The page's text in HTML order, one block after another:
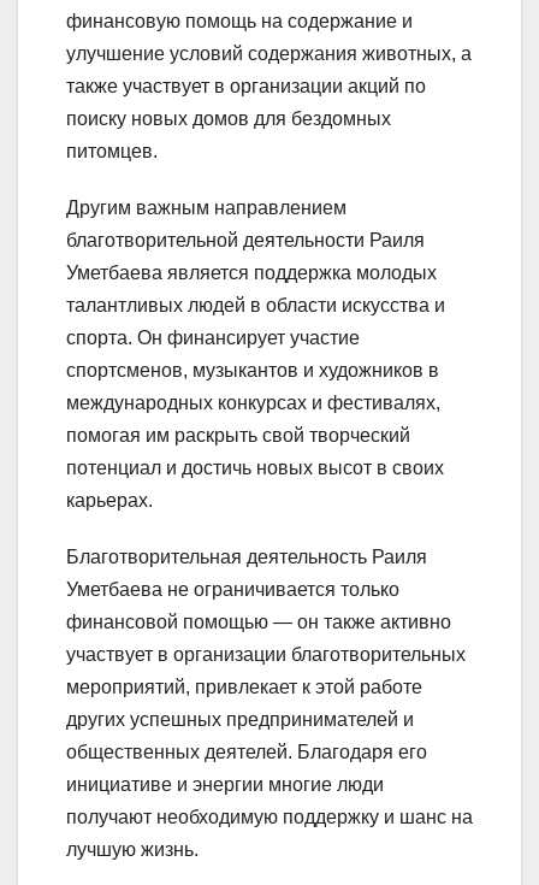
финансовую помощь на содержание и
улучшение условий содержания животных, а
также участвует в организации акций по
поиску новых домов для бездомных
питомцев.
Другим важным направлением
благотворительной деятельности Раиля
Уметбаева является поддержка молодых
талантливых людей в области искусства и
спорта. Он финансирует участие
спортсменов, музыкантов и художников в
международных конкурсах и фестивалях,
помогая им раскрыть свой творческий
потенциал и достичь новых высот в своих
карьерах.
Благотворительная деятельность Раиля
Уметбаева не ограничивается только
финансовой помощью — он также активно
участвует в организации благотворительных
мероприятий, привлекает к этой работе
других успешных предпринимателей и
общественных деятелей. Благодаря его
инициативе и энергии многие люди
получают необходимую поддержку и шанс на
лучшую жизнь.